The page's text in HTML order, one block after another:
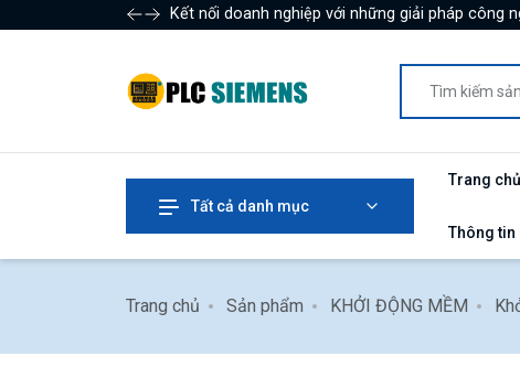
Kết nối doanh nghiệp với những giải pháp công
Tất cả danh mục
Trang chủ
Thông tin
Trang chủ Sản phẩm KHỞI ĐỘNG MỀM